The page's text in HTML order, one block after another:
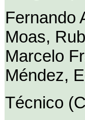
Fernando
Moas,
Marcelo
Méndez,
Técnico